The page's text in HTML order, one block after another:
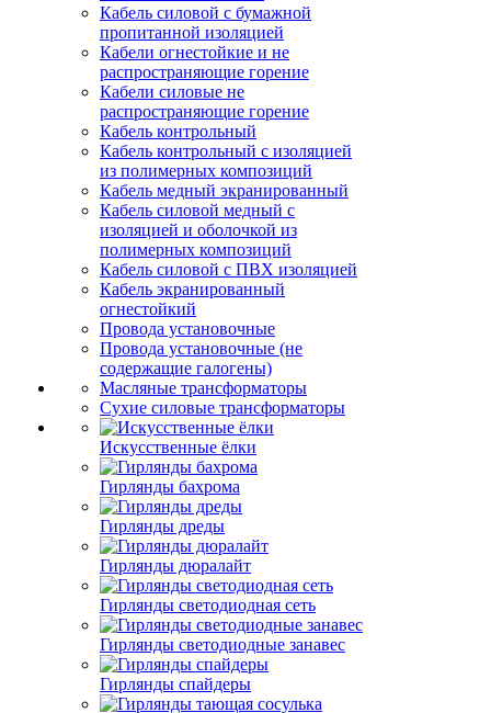
Кабель силовой с бумажной
пропитанной изоляцией
Кабели огнестойкие и не
распространяющие горение
Кабели силовые не
распространяющие горение
Кабель контрольный
Кабель контрольный с изоляцией
из полимерных композиций
Кабель медный экранированный
Кабель силовой медный с
изоляцией и оболочкой из
полимерных композиций
Кабель силовой с ПВХ изоляцией
Кабель экранированный
огнестойкий
Провода установочные
Провода установочные (не
содержащие галогены)
Масляные трансформаторы
Сухие силовые трансформаторы
Искусственные ёлки
Гирлянды бахрома
Гирлянды дреды
Гирлянды дюралайт
Гирлянды светодиодная сеть
Гирлянды светодиодные занавес
Гирлянды спайдеры